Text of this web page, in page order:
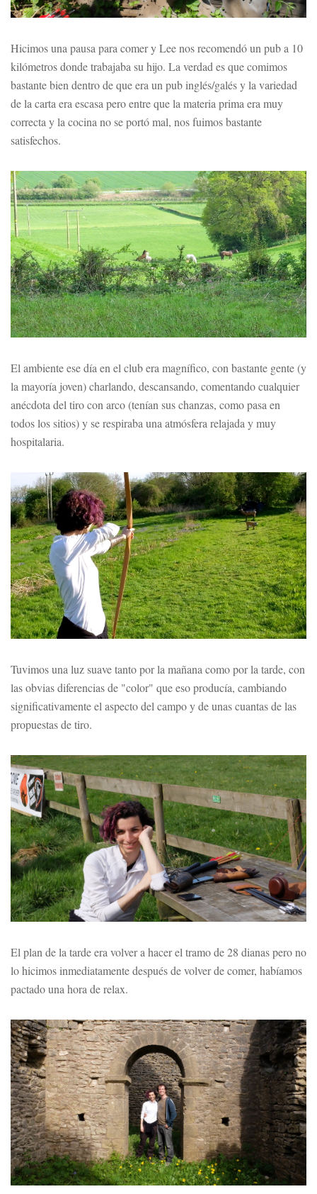
Hicimos una pausa para comer y Lee nos recomendó un pub a 10
kilómetros donde trabajaba su hijo. La verdad es que comimos
bastante bien dentro de que era un pub inglés/galés y la variedad
de la carta era escasa pero entre que la materia prima era muy
correcta y la cocina no se portó mal, nos fuimos bastante
satisfechos.
El ambiente ese día en el club era magnífico, con bastante gente (y
la mayoría joven) charlando, descansando, comentando cualquier
anécdota del tiro con arco (tenían sus chanzas, como pasa en
todos los sitios) y se respiraba una atmósfera relajada y muy
hospitalaria.
Tuvimos una luz suave tanto por la mañana como por la tarde, con
las obvias diferencias de "color" que eso producía, cambiando
significativamente el aspecto del campo y de unas cuantas de las
propuestas de tiro.
El plan de la tarde era volver a hacer el tramo de 28 dianas pero no
lo hicimos inmediatamente después de volver de comer, habíamos
pactado una hora de relax.